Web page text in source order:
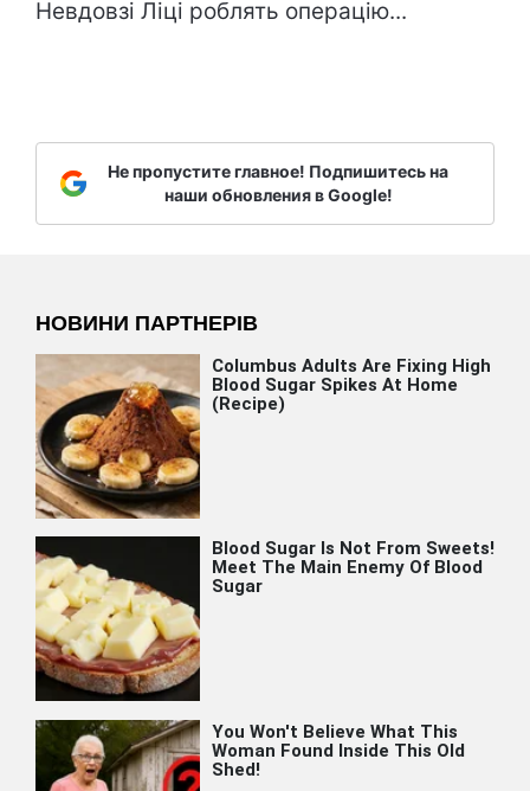
Невдовзі Ліці роблять операцію...
Не пропустите главное! Подпишитесь на
наши обновления в Google!